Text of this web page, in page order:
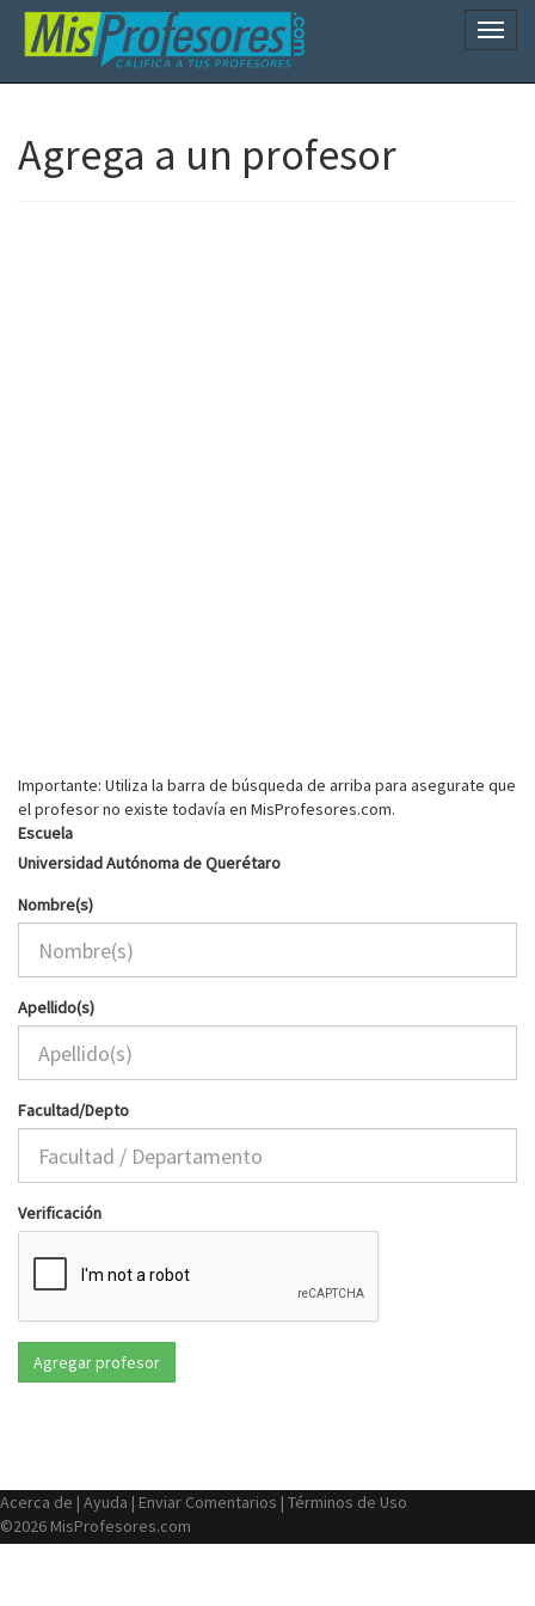
Agrega a un profesor
Importante: Utiliza la barra de búsqueda de arriba para asegurate que
el profesor no existe todavía en MisProfesores.com.
Escuela
Universidad Autónoma de Querétaro
Nombre(s)
Apellido(s)
Facultad/Depto
Verificación
Acerca de | Ayuda | Enviar Comentarios | Términos de Uso
©2026 MisProfesores.com